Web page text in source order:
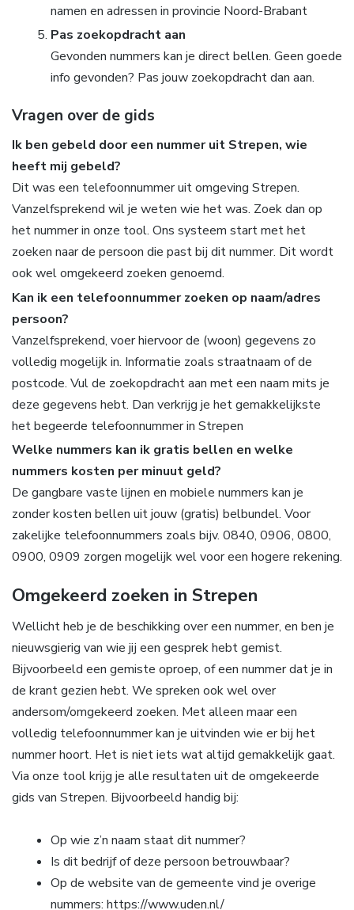
namen en adressen in provincie Noord-Brabant
Pas zoekopdracht aan
Gevonden nummers kan je direct bellen. Geen goede
info gevonden? Pas jouw zoekopdracht dan aan.
Vragen over de gids
Ik ben gebeld door een nummer uit Strepen, wie
heeft mij gebeld?
Dit was een telefoonnummer uit omgeving Strepen.
Vanzelfsprekend wil je weten wie het was. Zoek dan op
het nummer in onze tool. Ons systeem start met het
zoeken naar de persoon die past bij dit nummer. Dit wordt
ook wel omgekeerd zoeken genoemd.
Kan ik een telefoonnummer zoeken op naam/adres
persoon?
Vanzelfsprekend, voer hiervoor de (woon) gegevens zo
volledig mogelijk in. Informatie zoals straatnaam of de
postcode. Vul de zoekopdracht aan met een naam mits je
deze gegevens hebt. Dan verkrijg je het gemakkelijkste
het begeerde telefoonnummer in Strepen
Welke nummers kan ik gratis bellen en welke
nummers kosten per minuut geld?
De gangbare vaste lijnen en mobiele nummers kan je
zonder kosten bellen uit jouw (gratis) belbundel. Voor
zakelijke telefoonnummers zoals bijv. 0840, 0906, 0800,
0900, 0909 zorgen mogelijk wel voor een hogere rekening.
Omgekeerd zoeken in Strepen
Wellicht heb je de beschikking over een nummer, en ben je
nieuwsgierig van wie jij een gesprek hebt gemist.
Bijvoorbeeld een gemiste oproep, of een nummer dat je in
de krant gezien hebt. We spreken ook wel over
andersom/omgekeerd zoeken. Met alleen maar een
volledig telefoonnummer kan je uitvinden wie er bij het
nummer hoort. Het is niet iets wat altijd gemakkelijk gaat.
Via onze tool krijg je alle resultaten uit de omgekeerde
gids van Strepen. Bijvoorbeeld handig bij:
Op wie z’n naam staat dit nummer?
Is dit bedrijf of deze persoon betrouwbaar?
Op de website van de gemeente vind je overige
nummers: https://www.uden.nl/